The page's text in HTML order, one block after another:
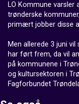
LO Kommune
trønderske
primært jobber disse
Men allerede 3 juni
har ført frem, da vil
på kommunene i
og kultursektoren i
Fagforbundet